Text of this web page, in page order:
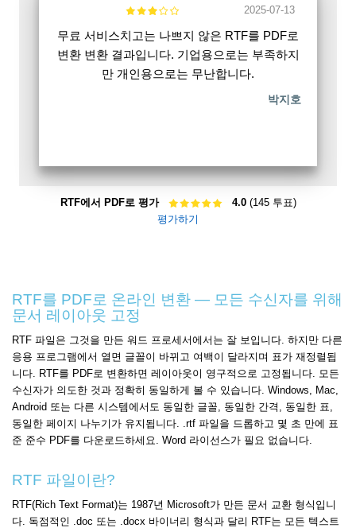
2025-07-13
무료 서비스치고는 나쁘지 않은 RTF를 PDF로
변환 변환 결과입니다. 기업용으로는 부족하지
만 개인용으로는 무난합니다.
박지호
RTF에서 PDF로 평가 4.0(145 투표)
평가하기
RTF를 PDF로 온라인 변환 — 모든 수신자를 위해
문서 레이아웃 고정
RTF 파일은 그것을 만든 워드 프로세서에서는 잘 보입니다. 하지만 다른
응용 프로그램에서 열면 글꼴이 바뀌고 여백이 달라지며 표가 재정렬됩
니다. RTF를 PDF로 변환하면 레이아웃이 영구적으로 고정됩니다. 모든
수신자가 의도한 것과 정확히 동일하게 볼 수 있습니다. Windows, Mac,
Android 또는 다른 시스템에서도 동일한 글꼴, 동일한 간격, 동일한 표,
동일한 페이지 나누기가 유지됩니다. .rtf 파일을 드롭하고 몇 초 만에 표
준 준수 PDF를 다운로드하세요. Word 라이선스가 필요 없습니다.
RTF 파일이란?
RTF(Rich Text Format)는 1987년 Microsoft가 만든 문서 교환 형식입니
다. 독점적인 .doc 또는 .docx 바이너리 형식과 달리 RTF는 모든 텍스트